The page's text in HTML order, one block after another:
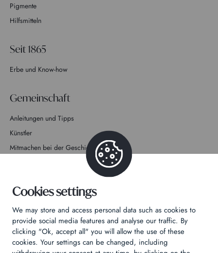
Pigmente
Hilfsmitteln
Seit 1865
Erbe und Know-how
Gemeinschaft
Anleitungen und Tipps
Künstler
Mitmachen bei der Geschichte
Datenschutzrichtlinie
Rechtliche Hinweise
Cookies settings
We may store and access personal data such as cookies to
provide social media features and analyse our traffic. By
clicking "Ok, accept all" you will allow the use of these
cookies. Your settings can be changed, including